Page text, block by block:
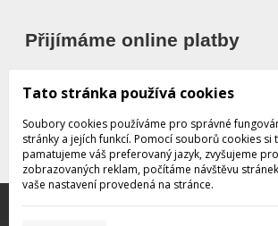
Přijímáme online platby
Děkujeme za důvěru
pomáhají poskytovat služby. Používáním
Tato stránka používá cookies
Soubory cookies používáme pro správné
stránky a jejích funkcí. Pomocí souborů cookies si
pamatujeme váš preferovaný jazyk, zvyšujeme
zobrazovaných reklam, počítáme návštěvu
vaše nastavení provedená na stránce.